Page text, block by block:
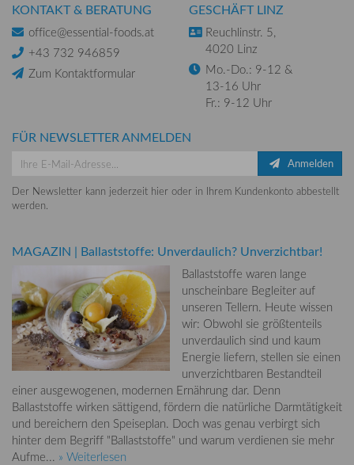
KONTAKT & BERATUNG
office@essential-foods.at
+43 732 946859
Zum Kontaktformular
GESCHÄFT LINZ
Reuchlinstr. 5,
4020 Linz
Mo.-Do.: 9-12 &
13-16 Uhr
Fr.: 9-12 Uhr
FÜR NEWSLETTER ANMELDEN
Anmelden
Der Newsletter kann jederzeit hier oder in Ihrem Kundenkonto abbestellt
werden.
MAGAZIN | Ballaststoffe: Unverdaulich? Unverzichtbar!
Ballaststoffe waren lange
unscheinbare Begleiter auf
unseren Tellern. Heute wissen
wir: Obwohl sie größtenteils
unverdaulich sind und kaum
Energie liefern, stellen sie einen
unverzichtbaren Bestandteil
einer ausgewogenen, modernen Ernährung dar. Denn
Ballaststoffe wirken sättigend, fördern die natürliche Darmtätigkeit
und bereichern den Speiseplan. Doch was genau verbirgt sich
hinter dem Begriff "Ballaststoffe" und warum verdienen sie mehr
Aufme... » Weiterlesen